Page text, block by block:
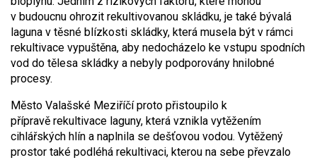
v budoucnu ohrozit rekultivovanou skládku, je také bývalá
laguna v těsné blízkosti skládky, která musela být v rámci
rekultivace vypuštěna, aby nedocházelo ke vstupu spodních
vod do tělesa skládky a nebyly podporovány hnilobné
procesy.
Město Valašské Meziříčí proto přistoupilo k
přípravě rekultivace laguny, která vznikla vytěžením
cihlářských hlín a naplnila se dešťovou vodou. Vytěžený
prostor také podléhá rekultivaci, kterou na sebe převzalo